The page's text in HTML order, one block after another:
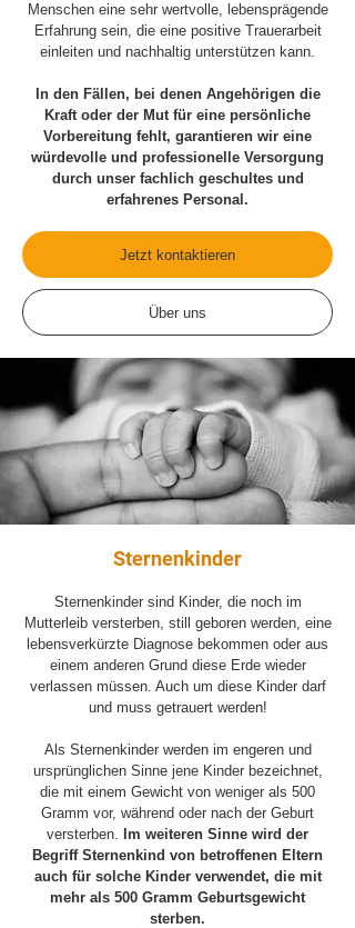
Menschen eine sehr wertvolle, lebensprägende
Erfahrung sein, die eine positive Trauerarbeit
einleiten und nachhaltig unterstützen kann.
In den Fällen, bei denen Angehörigen die
Kraft oder der Mut für eine persönliche
Vorbereitung fehlt, garantieren wir eine
würdevolle und professionelle Versorgung
durch unser fachlich geschultes und
erfahrenes Personal.
Jetzt kontaktieren
Über uns
Sternenkinder
Sternenkinder sind Kinder, die noch im
Mutterleib versterben, still geboren werden, eine
lebensverkürzte Diagnose bekommen oder aus
einem anderen Grund diese Erde wieder
verlassen müssen. Auch um diese Kinder darf
und muss getrauert werden!
Als Sternenkinder werden im engeren und
ursprünglichen Sinne jene Kinder bezeichnet,
die mit einem Gewicht von weniger als 500
Gramm vor, während oder nach der Geburt
versterben. Im weiteren Sinne wird der
Begriff Sternenkind von betroffenen Eltern
auch für solche Kinder verwendet, die mit
mehr als 500 Gramm Geburtsgewicht
sterben.